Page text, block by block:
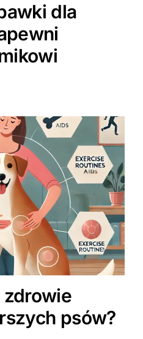
dla
zdrowie
psów?